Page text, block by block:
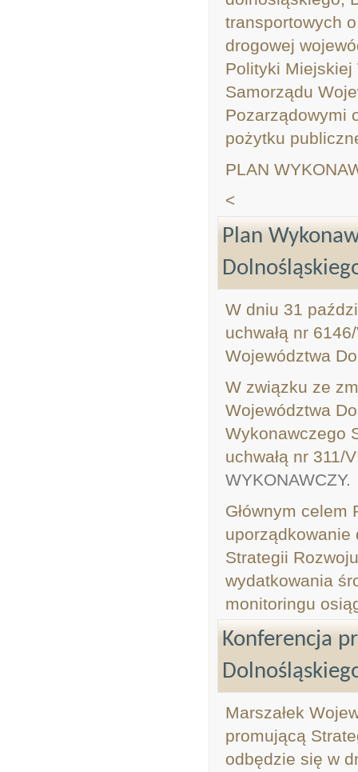
transportowych
drogowej
Polityki Miejskiej
Samorządu
Pozarządowymi
pożytku
PLAN
<
Plan
W dniu 31
uchwałą nr
Województwa
W związku ze
Województwa
Wykonawczego
uchwałą nr 311/
WYKONAWCZY.
Głównym
uporządkowanie
Strategii
wydatkowania
monitoringu
Konferencja
Marszałek
promującą
odbędzie się w